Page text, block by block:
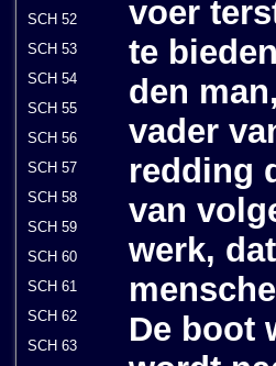
SCH 52
SCH 53
SCH 54
SCH 55
SCH 56
SCH 57
SCH 58
SCH 59
SCH 60
SCH 61
SCH 62
SCH 63
voer
te
den
vader
redding
van
werk,
De boot